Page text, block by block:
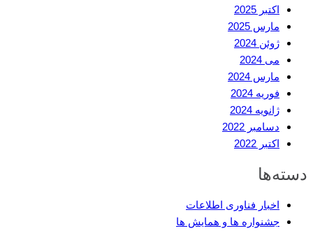
اکتبر 2025
مارس 2025
ژوئن 2024
می 2024
مارس 2024
فوریه 2024
ژانویه 2024
دسامبر 2022
اکتبر 2022
دسته‌ها
اخبار فناوری اطلاعات
جشنواره ها و همایش ها